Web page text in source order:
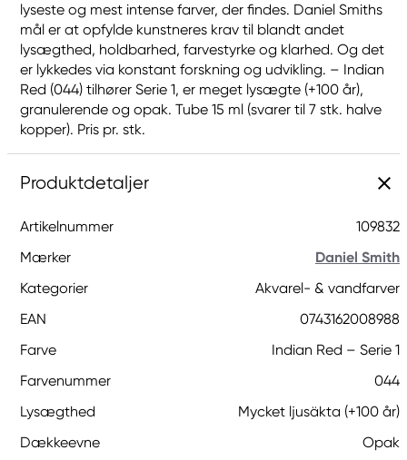
lyseste og mest intense farver, der findes. Daniel Smiths
mål er at opfylde kunstneres krav til blandt andet
lysægthed, holdbarhed, farvestyrke og klarhed. Og det
er lykkedes via konstant forskning og udvikling. – Indian
Red (044) tilhører Serie 1, er meget lysægte (+100 år),
granulerende og opak. Tube 15 ml (svarer til 7 stk. halve
kopper). Pris pr. stk.
Produktdetaljer
Artikelnummer
109832
Mærker
Daniel Smith
Kategorier
Akvarel- & vandfarver
EAN
0743162008988
Farve
Indian Red – Serie 1
Farvenummer
044
Lysægthed
Mycket ljusäkta (+100 år)
Dækkeevne
Opak